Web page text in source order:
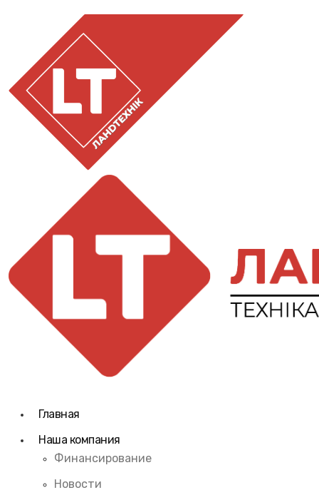
Главная
Наша компания
Финансирование
Новости